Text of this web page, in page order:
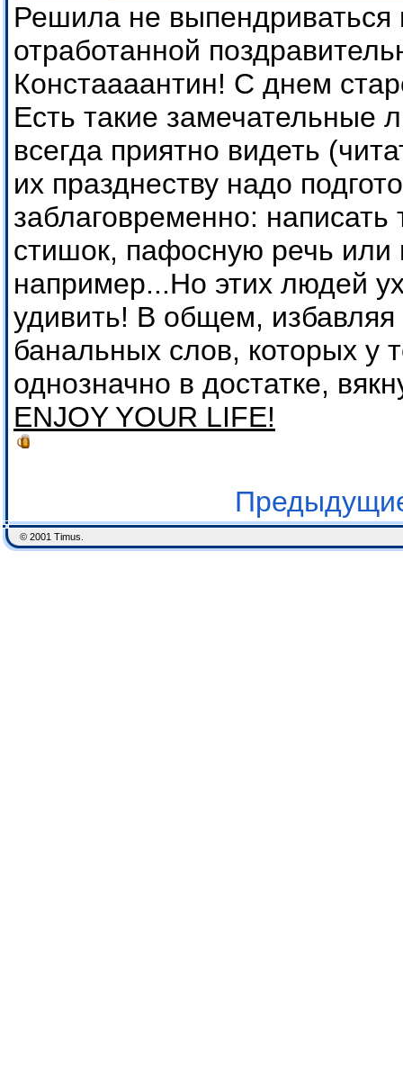
Решила не выпендриваться
отработанной
Констаааантин! С днем
Есть такие замечательные
всегда приятно видеть
их празднеству надо
заблаговременно: написать
стишок, пафосную речь или
например...Но этих людей
удивить! В общем,
банальных слов, которых у
однозначно в достатке,
ENJOY YOUR LIFE!
© 2001 Timus.